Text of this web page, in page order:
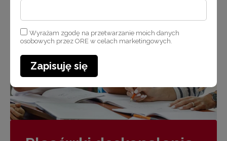
Wyrażam zgodę na przetwarzanie moich danych
osobowych przez ORE w celach marketingowych.
Zapisuję się